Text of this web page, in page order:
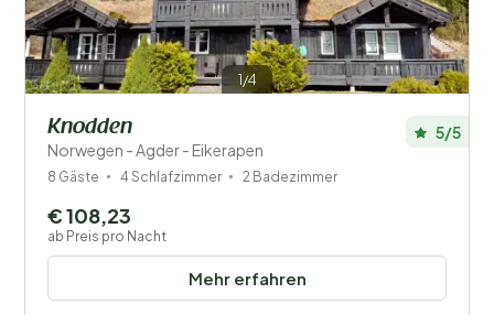
1/4
Knodden
Norwegen - Agder - Eikerapen
5/5
8 Gäste 4 Schlafzimmer 2 Badezimmer
Mehr erfahren
€ 108,23
ab Preis pro Nacht